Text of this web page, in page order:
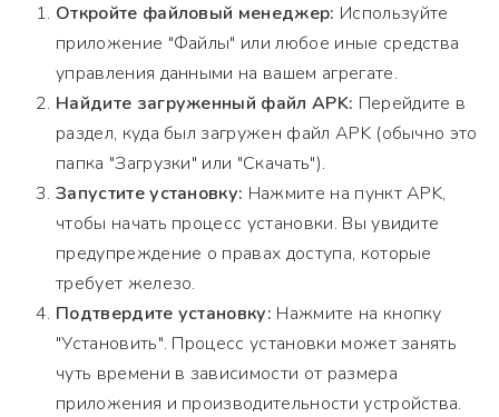
Откройте файловый менеджер: Используйте
приложение "Файлы" или любое иные средства
управления данными на вашем агрегате.
Найдите загруженный файл APK: Перейдите в
раздел, куда был загружен файл APK (обычно это
папка "Загрузки" или "Скачать").
Запустите установку: Нажмите на пункт APK,
чтобы начать процесс установки. Вы увидите
предупреждение о правах доступа, которые
требует железо.
Подтвердите установку: Нажмите на кнопку
"Установить". Процесс установки может занять
чуть времени в зависимости от размера
приложения и производительности устройства.